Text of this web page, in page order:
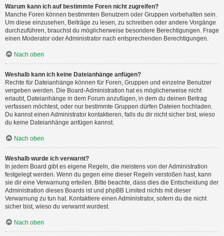
Warum kann ich auf bestimmte Foren nicht zugreifen?
Manche Foren können bestimmten Benutzern oder Gruppen vorbehalten sein.
Um diese einzusehen, Beiträge zu lesen, zu schreiben oder andere Vorgänge
durchzuführen, brauchst du möglicherweise besondere Berechtigungen. Frage
einen Moderator oder Administrator nach entsprechenden Berechtigungen.
Nach oben
Weshalb kann ich keine Dateianhänge anfügen?
Rechte für Dateianhänge können für Foren, Gruppen und einzelne Benutzer
vergeben werden. Die Board-Administration hat es möglicherweise nicht
erlaubt, Dateianhänge in dem Forum anzufügen, in dem du deinen Beitrag
verfassen möchtest, oder nur bestimmte Gruppen dürfen Dateien hochladen.
Du kannst einen Administrator kontaktieren, falls du dir nicht sicher bist, wieso
du keine Dateianhänge anfügen kannst.
Nach oben
Weshalb wurde ich verwarnt?
In jedem Board gibt es eigene Regeln, die meistens von der Administration
festgelegt werden. Wenn du gegen eine dieser Regeln verstoßen hast, kann
sie dir eine Verwarnung erteilen. Bitte beachte, dass dies die Entscheidung der
Administration dieses Boards ist und phpBB Limited nichts mit dieser
Verwarnung zu tun hat. Kontaktiere einen Administrator, sofern du die nicht
sicher bist, wieso du verwarnt wurdest.
Nach oben